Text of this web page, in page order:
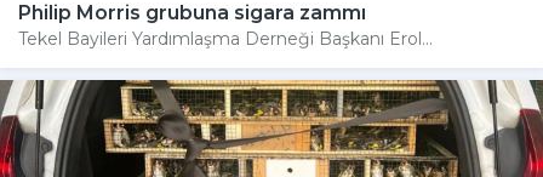
Philip Morris grubuna sigara zammı
Tekel Bayileri Yardımlaşma Derneği Başkanı Erol...